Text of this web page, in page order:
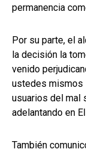
permanencia
Por su parte, el
la decisión la
venido
ustedes mismos
usuarios del mal
adelantando en
También